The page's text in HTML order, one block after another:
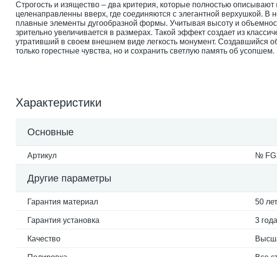
Строгость и изящество – два критерия, которые полностью
целенаправленны вверх, где соединяются с элегантной верхушкой. В
плавные элементы дугообразной формы. Учитывая высоту и
зрительно увеличивается в размерах. Такой эффект создает из
утративший в своем внешнем виде легкость монумент. Создавшийся
только горестные чувства, но и сохранить светлую память об усопшем.
Характеристики
Основные
Артикул №
Другие параметры
Гарантия материал 50 лет
Гарантия установка 3 года
Качество